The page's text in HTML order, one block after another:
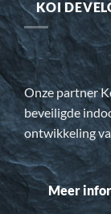
KOI
Onze partner
beveiligde
ontwikkeling
Meer